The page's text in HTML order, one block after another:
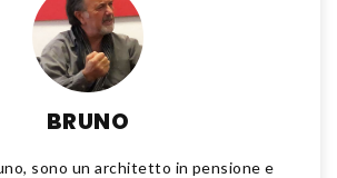
BRUNO
sono un architetto in pensione e